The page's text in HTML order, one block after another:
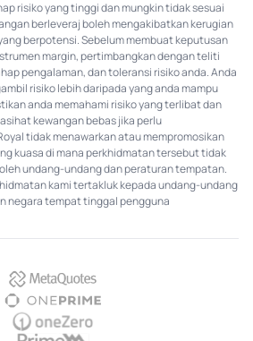
risiko yang tinggi dan mungkin tidak sesuai
berleveraj boleh mengakibatkan kerugian
berpotensi. Sebelum membuat keputusan
margin, pertimbangkan dengan teliti
pengalaman, dan toleransi risiko anda. Anda
risiko lebih daripada yang anda mampu
anda memahami risiko yang terlibat dan
kewangan bebas jika perlu
tidak menawarkan atau mempromosikan
kuasa di mana perkhidmatan tersebut tidak
undang-undang dan peraturan tempatan.
kami tertakluk kepada undang-undang
negara tempat tinggal pengguna
MetaQuotes
OnePrime
OneZero